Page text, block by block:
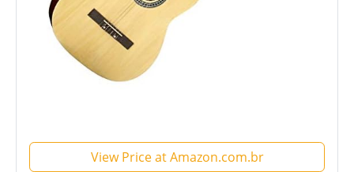
View Price at Amazon.com.br